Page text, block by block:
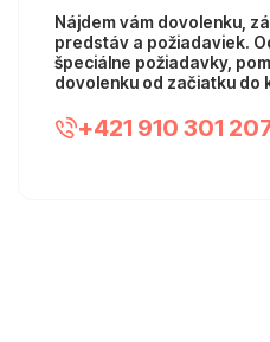
Nájdem vám dovolenku,
predstáv a požiadaviek.
špeciálne požiadavky,
dovolenku od začiatku do
+421 910 301